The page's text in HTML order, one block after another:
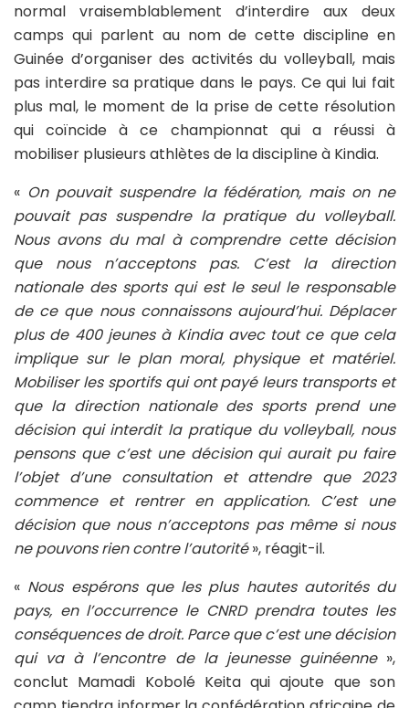
normal vraisemblablement d’interdire aux deux
camps qui parlent au nom de cette discipline en
Guinée d’organiser des activités du volleyball, mais
pas interdire sa pratique dans le pays. Ce qui lui fait
plus mal, le moment de la prise de cette résolution
qui coïncide à ce championnat qui a réussi à
mobiliser plusieurs athlètes de la discipline à Kindia.
« On pouvait suspendre la fédération, mais on ne
pouvait pas suspendre la pratique du volleyball.
Nous avons du mal à comprendre cette décision
que nous n’acceptons pas. C’est la direction
nationale des sports qui est le seul le responsable
de ce que nous connaissons aujourd’hui. Déplacer
plus de 400 jeunes à Kindia avec tout ce que cela
implique sur le plan moral, physique et matériel.
Mobiliser les sportifs qui ont payé leurs transports et
que la direction nationale des sports prend une
décision qui interdit la pratique du volleyball, nous
pensons que c’est une décision qui aurait pu faire
l’objet d’une consultation et attendre que 2023
commence et rentrer en application. C’est une
décision que nous n’acceptons pas même si nous
ne pouvons rien contre l’autorité», réagit-il.
« Nous espérons que les plus hautes autorités du
pays, en l’occurrence le CNRD prendra toutes les
conséquences de droit. Parce que c’est une décision
qui va à l’encontre de la jeunesse guinéenne»,
conclut Mamadi Kobolé Keita qui ajoute que son